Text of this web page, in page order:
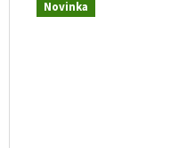
Novinka